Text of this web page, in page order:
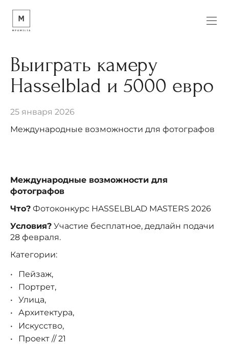
Выиграть камеру
Hasselblad и 5000 евро
25 января 2026
Международные возможности для фотографов
Международные возможности для
фотографов
Что? Фотоконкурс HASSELBLAD MASTERS 2026
Условия? Участие бесплатное, дедлайн подачи
28 февраля.
Категории:
Пейзаж,
Портрет,
Улица,
Архитектура,
Искусство,
Проект // 21